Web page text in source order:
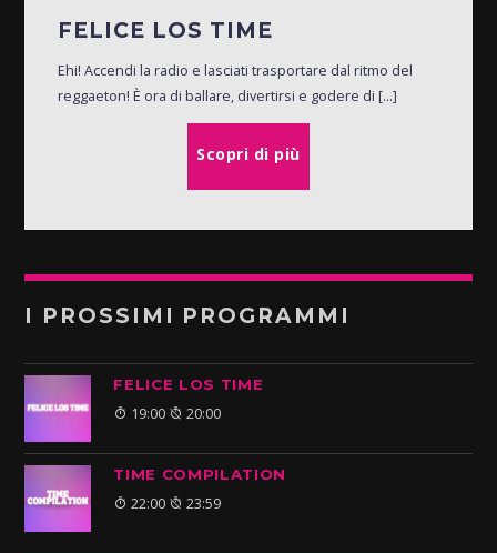
FELICE LOS TIME
Ehi! Accendi la radio e lasciati trasportare dal ritmo del
reggaeton! È ora di ballare, divertirsi e godere di [...]
Scopri di più
I PROSSIMI PROGRAMMI
FELICE LOS TIME
19:00 20:00
TIME COMPILATION
22:00 23:59